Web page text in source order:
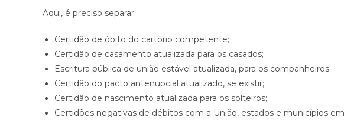
Aqui, é preciso separar:
Certidão de óbito do cartório competente;
Certidão de casamento atualizada para os casados;
Escritura pública de união estável atualizada, para os companheiros;
Certidão do pacto antenupcial atualizado, se existir;
Certidão de nascimento atualizada para os solteiros;
Certidões negativas de débitos com a União, estados e municípios